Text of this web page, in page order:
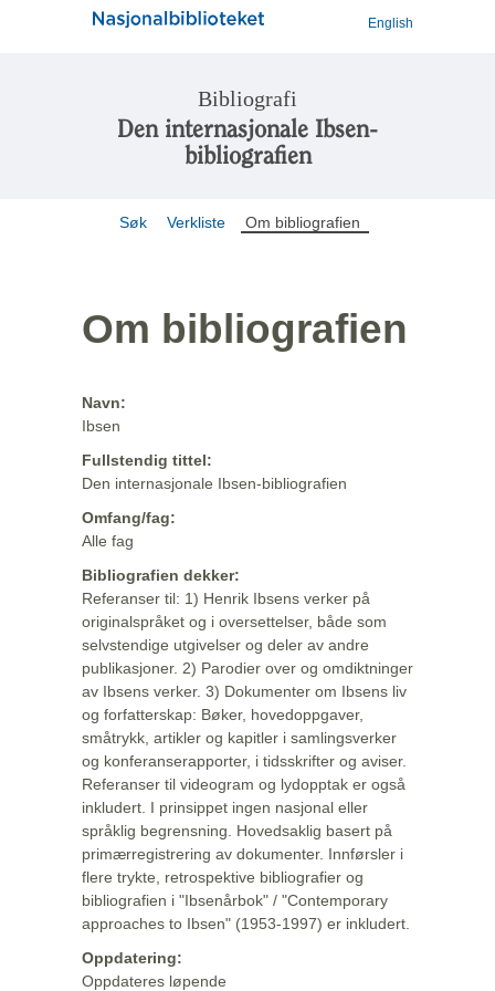
English
Bibliografi
Den internasjonale Ibsen-
bibliografien
Søk Verkliste Om bibliografien
Om bibliografien
Navn:
Ibsen
Fullstendig tittel:
Den internasjonale Ibsen-bibliografien
Omfang/fag:
Alle fag
Bibliografien dekker:
Referanser til: 1) Henrik Ibsens verker på
originalspråket og i oversettelser, både som
selvstendige utgivelser og deler av andre
publikasjoner. 2) Parodier over og omdiktninger
av Ibsens verker. 3) Dokumenter om Ibsens liv
og forfatterskap: Bøker, hovedoppgaver,
småtrykk, artikler og kapitler i samlingsverker
og konferanserapporter, i tidsskrifter og aviser.
Referanser til videogram og lydopptak er også
inkludert. I prinsippet ingen nasjonal eller
språklig begrensning. Hovedsaklig basert på
primærregistrering av dokumenter. Innførsler i
flere trykte, retrospektive bibliografier og
bibliografien i "Ibsenårbok" / "Contemporary
approaches to Ibsen" (1953-1997) er inkludert.
Oppdatering:
Oppdateres løpende